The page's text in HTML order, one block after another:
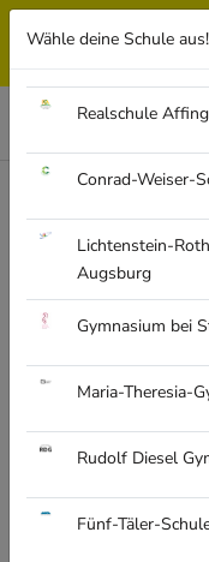
Zum
Inhalt EINFACH UND
Wähle deine Schule aus!
Realschule Affing
Conrad-Weiser-
Lichtenstein-
Augsburg
Gymnasium bei
Maria-Theresia-
Rudolf Diesel
Fünf-Täler-
SEHEN SIE